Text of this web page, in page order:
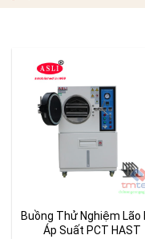
Buồng Thử Nghiệm Lão
Áp Suất PCT HAST